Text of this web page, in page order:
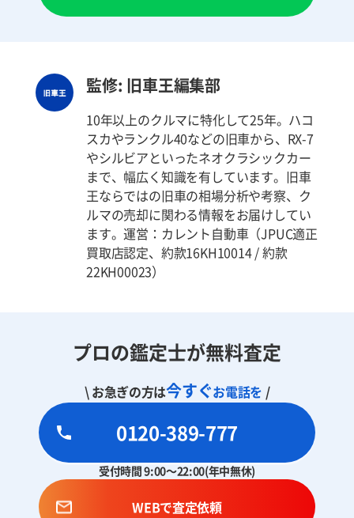
監修: 旧車王編集部
10年以上のクルマに特化して25年。ハコ
スカやランクル40などの旧車から、RX-7
やシルビアといったネオクラシックカー
まで、幅広く知識を有しています。旧車
王ならではの旧車の相場分析や考察、ク
ルマの売却に関わる情報をお届けしてい
ます。運営：カレント自動車（JPUC適正
買取店認定、約款16KH10014 / 約款
22KH00023）
プロの鑑定士が無料査定
\ お急ぎの方は今すぐお電話を /
0120-389-777
受付時間 9:00～22:00(年中無休)
WEBで査定依頼